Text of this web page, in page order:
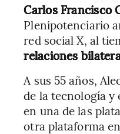
Carlos Francisco
Plenipotenciario
red social X, al
relaciones
A sus 55 años,
de la tecnología y
en una de las
otra plataforma